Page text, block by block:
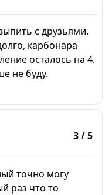
с друзьями.
карбонара
осталось на 4.
не буду.
3/ 5
точно могу
раз что то